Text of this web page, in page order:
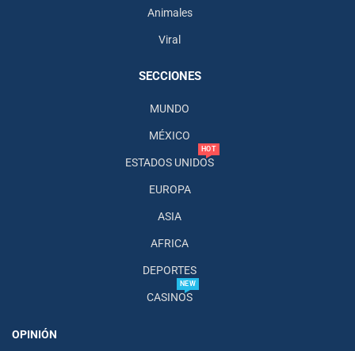
Animales
Viral
SECCIONES
MUNDO
MÉXICO
ESTADOS UNIDOS
HOT
EUROPA
ASIA
AFRICA
DEPORTES
CASINOS
NEW
OPINIÓN